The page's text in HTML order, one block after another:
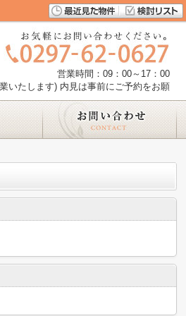
営業時間：09：00～17：00
いたします) 内見は事前にご予約をお願